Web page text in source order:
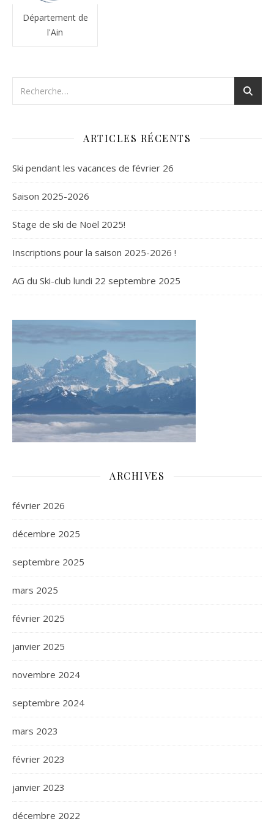
Département de
l'Ain
ARTICLES RÉCENTS
Ski pendant les vacances de février 26
Saison 2025-2026
Stage de ski de Noël 2025!
Inscriptions pour la saison 2025-2026 !
AG du Ski-club lundi 22 septembre 2025
ARCHIVES
février 2026
décembre 2025
septembre 2025
mars 2025
février 2025
janvier 2025
novembre 2024
septembre 2024
mars 2023
février 2023
janvier 2023
décembre 2022